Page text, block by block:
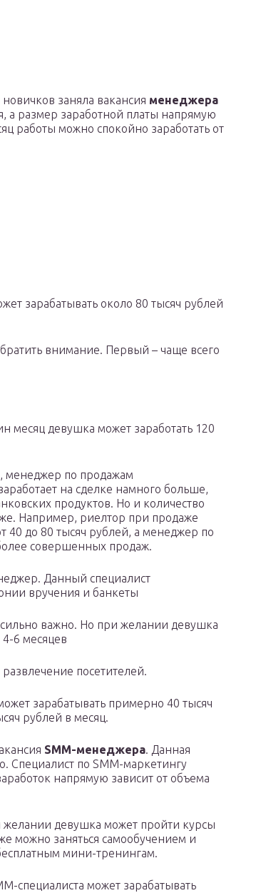
заняла вакансия менеджера
а размер заработной платы напрямую
работы можно спокойно заработать от
зарабатывать около 80 тысяч рублей
внимание. Первый – чаще всего
месяц девушка может заработать 120
менеджер по продажам
на сделке намного больше,
продуктов. Но и количество
Например, риелтор при продаже
40 до 80 тысяч рублей, а менеджер по
совершенных продаж.
Данный специалист
вручения и банкеты
важно. Но при желании девушка
6 месяцев
посетителей.
зарабатывать примерно 40 тысяч
рублей в месяц.
SMM-менеджера. Данная
Специалист по SMM-маркетингу
напрямую зависит от объема
желании девушка может пройти курсы
можно заняться самообучением и
мини-тренингам.
специалиста может зарабатывать